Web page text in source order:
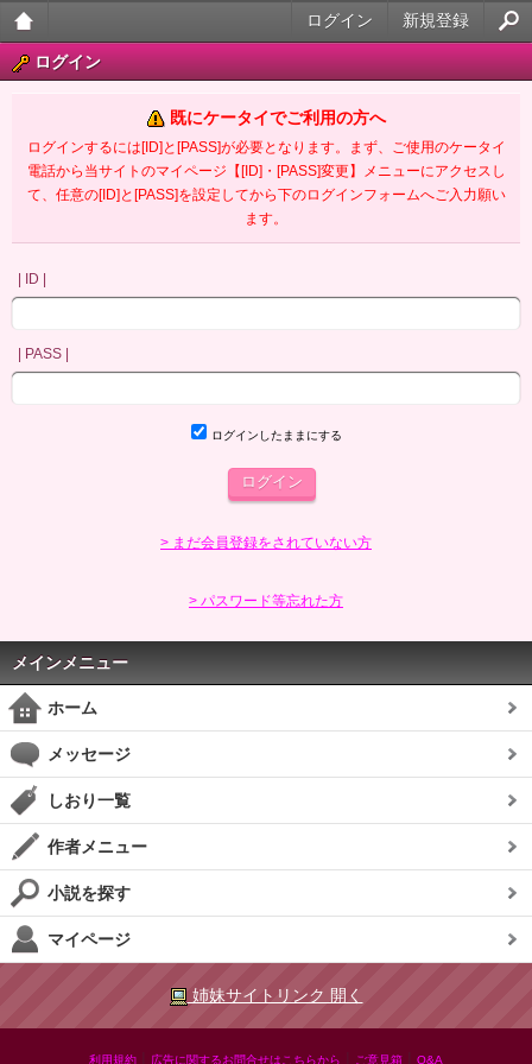
大人
ータ
イ官
新規登録
ログイン
ログイン
既にケータイでご利用の方へ
ログインするには[ID]と[PASS]が必要となります。まず、ご使用のケータイ
電話から当サイトのマイページ【[ID]・[PASS]変更】メニューにアクセスし
て、任意の[ID]と[PASS]を設定してから下のログインフォームへご入力願い
ます。
| ID |
| PASS |
ログインしたままにする
> まだ会員登録をされていない方
> パスワード等忘れた方
メインメニュー
ホーム
メッセージ
しおり一覧
作者メニュー
小説を探す
マイページ
姉妹サイトリンク 開く
利用規約 広告に関するお問合せはこちらから ご意見箱 Q&A